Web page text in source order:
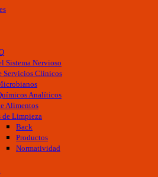
Sistema Nervioso
Servicios Clínicos
Analíticos
Alimentos
de Limpieza
Back
Productos
Normatividad